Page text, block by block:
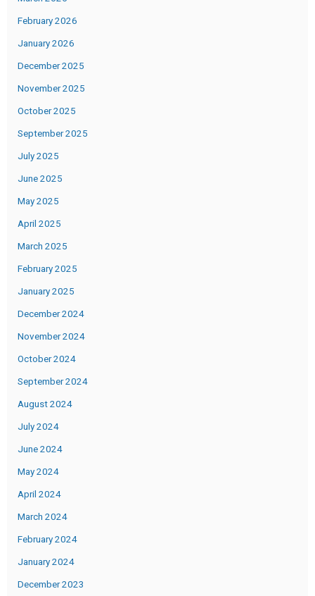
February 2026
January 2026
December 2025
November 2025
October 2025
September 2025
July 2025
June 2025
May 2025
April 2025
March 2025
February 2025
January 2025
December 2024
November 2024
October 2024
September 2024
August 2024
July 2024
June 2024
May 2024
April 2024
March 2024
February 2024
January 2024
December 2023